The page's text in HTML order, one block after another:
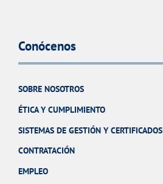
Conócenos
SOBRE NOSOTROS
ÉTICA Y CUMPLIMIENTO
SISTEMAS DE GESTIÓN Y CERTIFICADOS
CONTRATACIÓN
EMPLEO